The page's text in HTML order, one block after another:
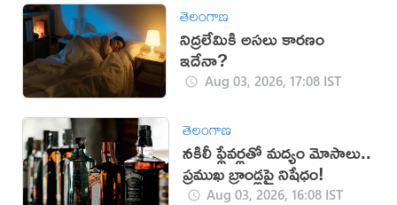
తెలంగాణ
నిద్రలేమికి అసలు కారణం
ఇదేనా?
Aug 03, 2026, 17:08 IST
తెలంగాణ
నకిలీ ఫ్లేవర్లతో మద్యం మోసాలు..
ప్రముఖ బ్రాండ్లపై నిషేధం!
Aug 03, 2026, 16:08 IST